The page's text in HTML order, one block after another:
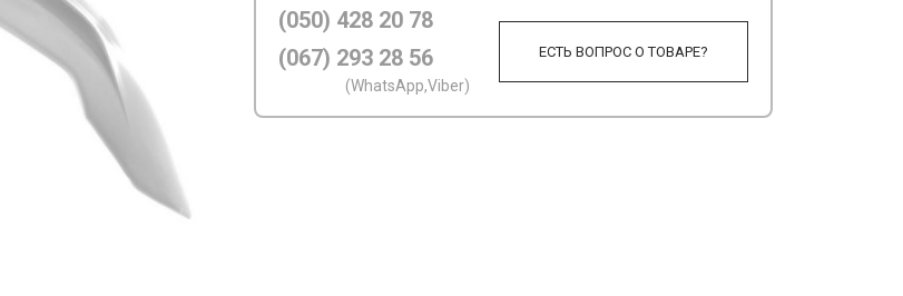
(050) 428 20 78
(067) 293 28 56
(WhatsApp,Viber)
ЕСТЬ ВОПРОС О ТОВАРЕ?